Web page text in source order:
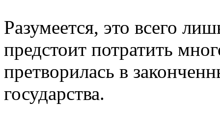
Разумеется, это всего
предстоит потратить
претворилась в
государства.